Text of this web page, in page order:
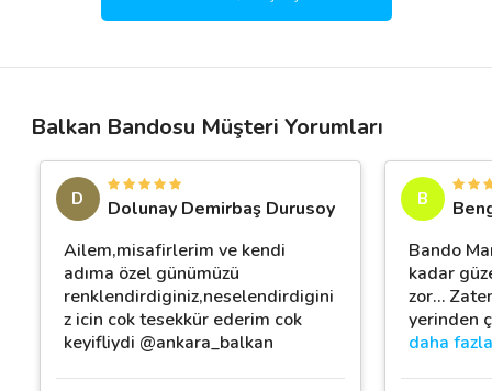
Balkan Bandosu Müşteri Yorumları
D
Dolunay Demirbaş Durusoy
Ailem,misafirlerim ve kendi
adıma özel günümüzü
renklendirdiginiz,neselendirdigini
z icin cok tesekkür ederim cok
keyifliydi @ankara_balkan
B
Bando
kadar
zor…
yerinden
daha fazla